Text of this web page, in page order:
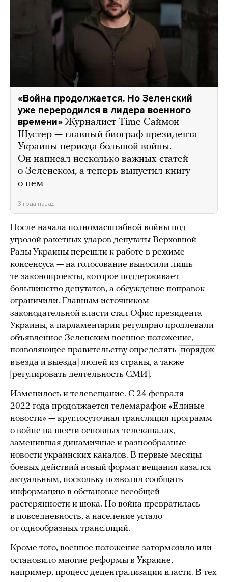
«Война продолжается. Но Зеленский
уже переродился в лидера военного
времени» Журналист Time Саймон
Шустер — главный биограф президента
Украины периода большой войны.
Он написал несколько важных статей
о Зеленском, а теперь выпустил книгу
о нем
3 года назад
После начала полномасштабной войны под
угрозой ракетных ударов депутаты Верховной
Рады Украины перешли к работе в режиме
консенсуса — на голосование выносили лишь
те законопроекты, которое поддерживает
большинство депутатов, а обсуждение поправок
ограничили. Главным источником
законодательной власти стал Офис президента
Украины, а парламентарии регулярно продлевали
объявленное Зеленским военное положение,
позволяющее правительству определять порядок
въезда и выезда людей из страны, а также
регулировать деятельность СМИ .
Изменилось и телевещание. C 24 февраля
2022 года продолжается телемарафон «Единые
новости» — круглосуточная трансляция программ
о войне на шести основных телеканалах,
заменившая динамичные и разнообразные
новости украинских каналов. В первые месяцы
боевых действий новый формат вещания казался
актуальным, поскольку позволял сообщать
информацию в обстановке всеобщей
растерянности и шока. Но война превратилась
в повседневность, а население устало
от однообразных трансляций.
Кроме того, военное положение затормозило или
остановило многие реформы в Украине,
например, процесс децентрализации власти. В тех